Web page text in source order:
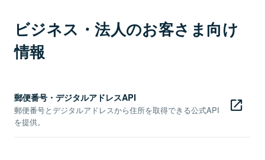
ビジネス・法人のお客さま向け
情報
郵便番号・デジタルアドレスAPI
郵便番号とデジタルアドレスから住所を取得できる公式API
を提供。